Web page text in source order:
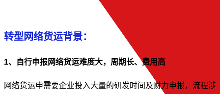
转型网络货运背景：
1、自行申报网络货运难度大，周期长、费用高
网络货运申需要企业投入大量的研发时间及财力申报，流程涉